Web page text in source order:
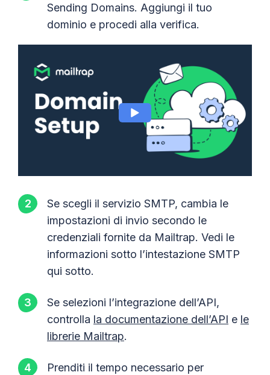
Sending Domains. Aggiungi il tuo
dominio e procedi alla verifica.
Se scegli il servizio SMTP, cambia le
impostazioni di invio secondo le
credenziali fornite da Mailtrap. Vedi le
informazioni sotto l’intestazione SMTP
qui sotto.
Se selezioni l’integrazione dell’API,
controlla la documentazione dell’API e le
librerie Mailtrap.
Prenditi il tempo necessario per